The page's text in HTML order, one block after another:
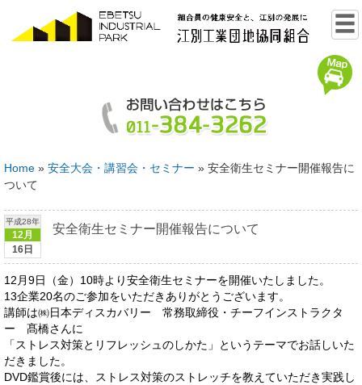
Home » 安全大会・講習会・セミナー » 安全衛生セミナー開催報告に
ついて
平成28年
12月
16日
安全衛生セミナー開催報告について
12月9日（金）10時より安全衛生セミナーを開催いたしました。
13企業20名のご参加をいただきありがとうございます。
講師は㈱日本ディスカバリー 常務取締役・チーフインストラクタ
ー 髙橋さんに
「ストレス対策とリフレッシュのしかた」というテーマでお話しいた
だきました。
DVD鑑賞後には、ストレス対策のストレッチを教えていただき実践し